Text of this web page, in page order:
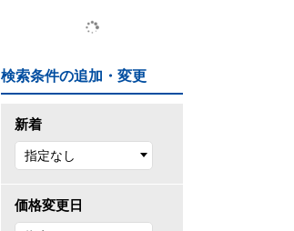
検索条件の追加・変更
新着
価格変更日